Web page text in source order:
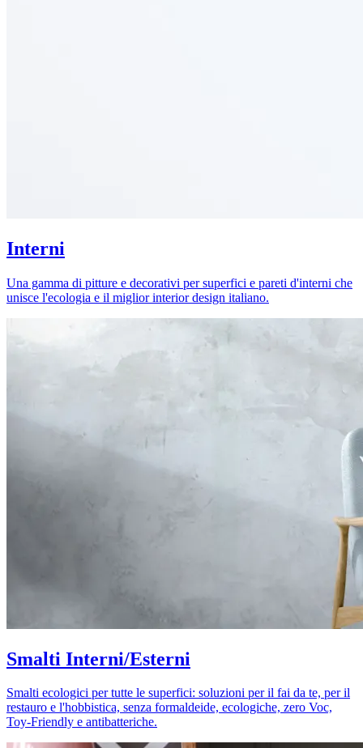
Interni
Una gamma di pitture e decorativi per superfici e pareti d'interni che
unisce l'ecologia e il miglior interior design italiano.
Smalti Interni/Esterni
Smalti ecologici per tutte le superfici: soluzioni per il fai da te, per il
restauro e l'hobbistica, senza formaldeide, ecologiche, zero Voc,
Toy-Friendly e antibatteriche.